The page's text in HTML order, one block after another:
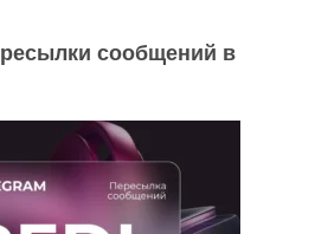
сообщений в